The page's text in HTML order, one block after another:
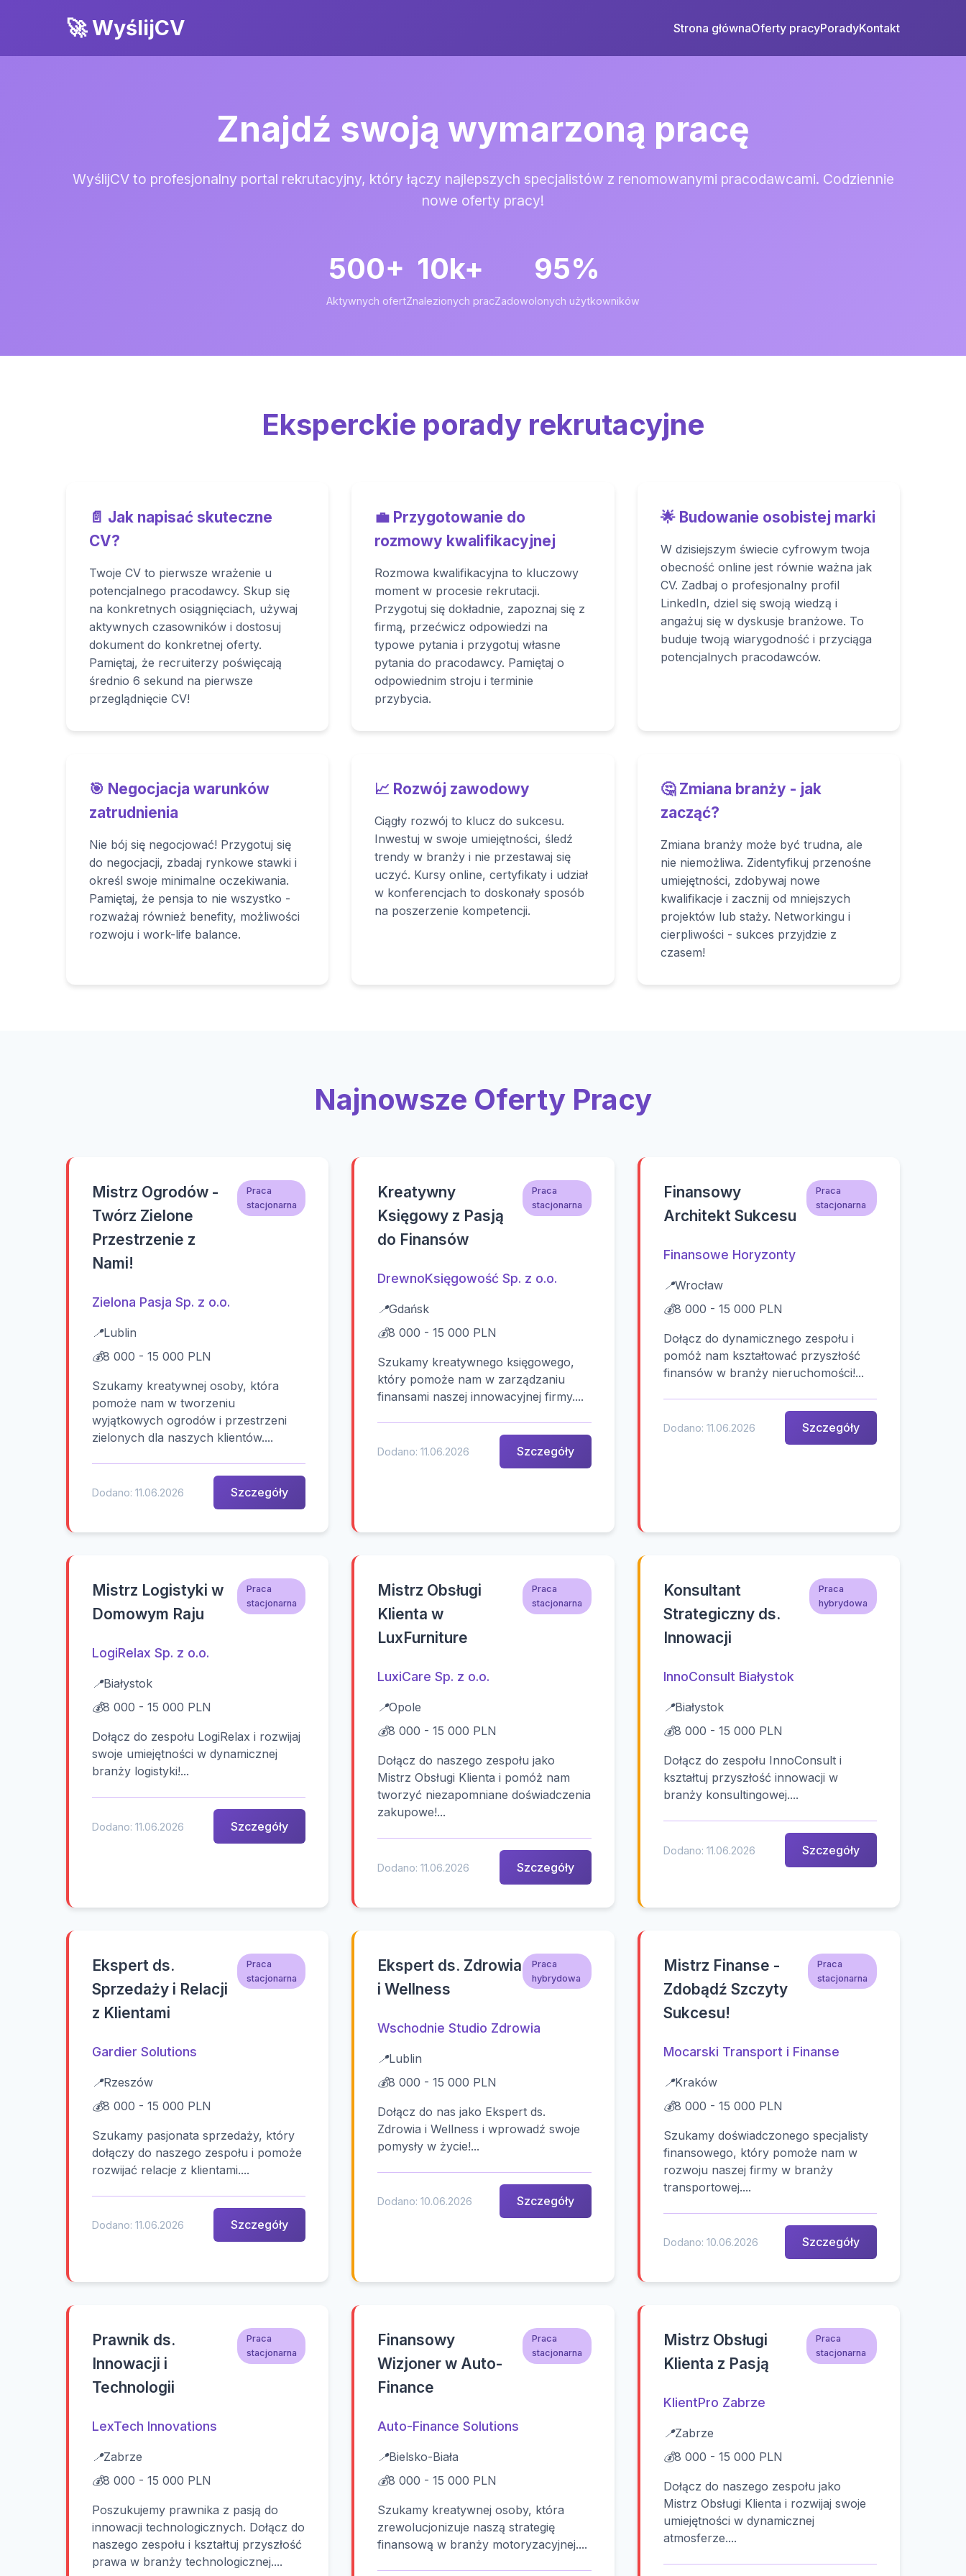
🚀 WyślijCV Strona głównaOferty pracyPoradyKontakt
Znajdź swoją wymarzoną pracę
WyślijCV to profesjonalny portal rekrutacyjny, który łączy najlepszych specjalistów z renomowanymi pracodawcami. Codziennie
nowe oferty pracy!
500+
Aktywnych ofert
10k+
Znalezionych prac
95%
Zadowolonych użytkowników
Eksperckie porady rekrutacyjne
📄 Jak napisać skuteczne
CV?
Twoje CV to pierwsze wrażenie u
potencjalnego pracodawcy. Skup się
na konkretnych osiągnięciach, używaj
aktywnych czasowników i dostosuj
dokument do konkretnej oferty.
Pamiętaj, że recruiterzy poświęcają
średnio 6 sekund na pierwsze
przeglądnięcie CV!
💼 Przygotowanie do
rozmowy kwalifikacyjnej
Rozmowa kwalifikacyjna to kluczowy
moment w procesie rekrutacji.
Przygotuj się dokładnie, zapoznaj się z
firmą, przećwicz odpowiedzi na
typowe pytania i przygotuj własne
pytania do pracodawcy. Pamiętaj o
odpowiednim stroju i terminie
przybycia.
🌟 Budowanie osobistej marki
W dzisiejszym świecie cyfrowym twoja
obecność online jest równie ważna jak
CV. Zadbaj o profesjonalny profil
LinkedIn, dziel się swoją wiedzą i
angażuj się w dyskusje branżowe. To
buduje twoją wiarygodność i przyciąga
potencjalnych pracodawców.
🎯 Negocjacja warunków
zatrudnienia
Nie bój się negocjować! Przygotuj się
do negocjacji, zbadaj rynkowe stawki i
określ swoje minimalne oczekiwania.
Pamiętaj, że pensja to nie wszystko -
rozważaj również benefity, możliwości
rozwoju i work-life balance.
📈 Rozwój zawodowy
Ciągły rozwój to klucz do sukcesu.
Inwestuj w swoje umiejętności, śledź
trendy w branży i nie przestawaj się
uczyć. Kursy online, certyfikaty i udział
w konferencjach to doskonały sposób
na poszerzenie kompetencji.
🤔 Zmiana branży - jak
zacząć?
Zmiana branży może być trudna, ale
nie niemożliwa. Zidentyfikuj przenośne
umiejętności, zdobywaj nowe
kwalifikacje i zacznij od mniejszych
projektów lub staży. Networkingu i
cierpliwości - sukces przyjdzie z
czasem!
Najnowsze Oferty Pracy
Mistrz Ogrodów -
Twórz Zielone
Przestrzenie z
Nami!
Praca
stacjonarna
Zielona Pasja Sp. z o.o.
📍Lublin
💰8 000 - 15 000 PLN
Szukamy kreatywnej osoby, która
pomoże nam w tworzeniu
wyjątkowych ogrodów i przestrzeni
zielonych dla naszych klientów....
Dodano: 11.06.2026 Szczegóły
Kreatywny
Księgowy z Pasją
do Finansów
Praca
stacjonarna
DrewnoKsięgowość Sp. z o.o.
📍Gdańsk
💰8 000 - 15 000 PLN
Szukamy kreatywnego księgowego,
który pomoże nam w zarządzaniu
finansami naszej innowacyjnej firmy....
Dodano: 11.06.2026 Szczegóły
Finansowy
Architekt Sukcesu
Praca
stacjonarna
Finansowe Horyzonty
📍Wrocław
💰8 000 - 15 000 PLN
Dołącz do dynamicznego zespołu i
pomóż nam kształtować przyszłość
finansów w branży nieruchomości!...
Dodano: 11.06.2026 Szczegóły
Mistrz Logistyki w
Domowym Raju
Praca
stacjonarna
LogiRelax Sp. z o.o.
📍Białystok
💰8 000 - 15 000 PLN
Dołącz do zespołu LogiRelax i rozwijaj
swoje umiejętności w dynamicznej
branży logistyki!...
Dodano: 11.06.2026 Szczegóły
Mistrz Obsługi
Klienta w
LuxFurniture
Praca
stacjonarna
LuxiCare Sp. z o.o.
📍Opole
💰8 000 - 15 000 PLN
Dołącz do naszego zespołu jako
Mistrz Obsługi Klienta i pomóż nam
tworzyć niezapomniane doświadczenia
zakupowe!...
Dodano: 11.06.2026 Szczegóły
Konsultant
Strategiczny ds.
Innowacji
Praca
hybrydowa
InnoConsult Białystok
📍Białystok
💰8 000 - 15 000 PLN
Dołącz do zespołu InnoConsult i
kształtuj przyszłość innowacji w
branży konsultingowej....
Dodano: 11.06.2026 Szczegóły
Ekspert ds.
Sprzedaży i Relacji
z Klientami
Praca
stacjonarna
Gardier Solutions
📍Rzeszów
💰8 000 - 15 000 PLN
Szukamy pasjonata sprzedaży, który
dołączy do naszego zespołu i pomoże
rozwijać relacje z klientami....
Dodano: 11.06.2026 Szczegóły
Ekspert ds. Zdrowia
i Wellness
Praca
hybrydowa
Wschodnie Studio Zdrowia
📍Lublin
💰8 000 - 15 000 PLN
Dołącz do nas jako Ekspert ds.
Zdrowia i Wellness i wprowadź swoje
pomysły w życie!...
Dodano: 10.06.2026 Szczegóły
Mistrz Finanse -
Zdobądź Szczyty
Sukcesu!
Praca
stacjonarna
Mocarski Transport i Finanse
📍Kraków
💰8 000 - 15 000 PLN
Szukamy doświadczonego specjalisty
finansowego, który pomoże nam w
rozwoju naszej firmy w branży
transportowej....
Dodano: 10.06.2026 Szczegóły
Prawnik ds.
Innowacji i
Technologii
Praca
stacjonarna
LexTech Innovations
📍Zabrze
💰8 000 - 15 000 PLN
Poszukujemy prawnika z pasją do
innowacji technologicznych. Dołącz do
naszego zespołu i kształtuj przyszłość
prawa w branży technologicznej....
Finansowy
Wizjoner w Auto-
Finance
Praca
stacjonarna
Auto-Finance Solutions
📍Bielsko-Biała
💰8 000 - 15 000 PLN
Szukamy kreatywnej osoby, która
zrewolucjonizuje naszą strategię
finansową w branży motoryzacyjnej....
Mistrz Obsługi
Klienta z Pasją
Praca
stacjonarna
KlientPro Zabrze
📍Zabrze
💰8 000 - 15 000 PLN
Dołącz do naszego zespołu jako
Mistrz Obsługi Klienta i rozwijaj swoje
umiejętności w dynamicznej
atmosferze....